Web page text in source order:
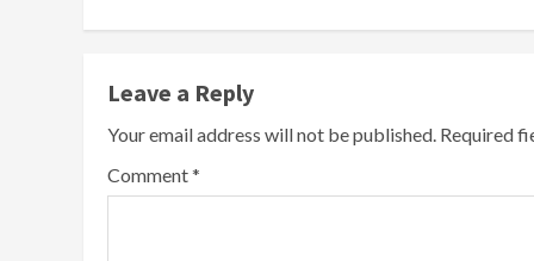
Leave a Reply
Your email address will not be published. Required
Comment*